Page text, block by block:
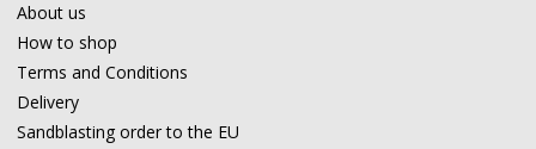
About us
How to shop
Terms and Conditions
Delivery
Sandblasting order to the EU